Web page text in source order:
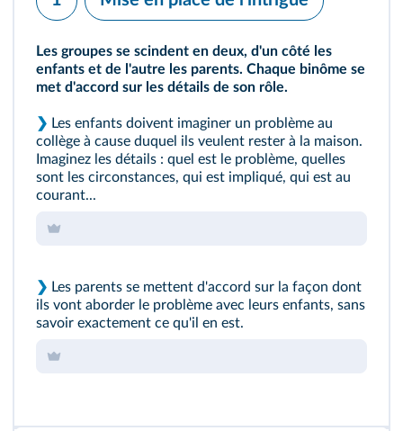
Les groupes se scindent en deux, d'un côté les
enfants et de l'autre les parents. Chaque binôme se
met d'accord sur les détails de son rôle.
❯ Les enfants doivent imaginer un problème au
collège à cause duquel ils veulent rester à la maison.
Imaginez les détails : quel est le problème, quelles
sont les circonstances, qui est impliqué, qui est au
courant...
❯ Les parents se mettent d'accord sur la façon dont
ils vont aborder le problème avec leurs enfants, sans
savoir exactement ce qu'il en est.